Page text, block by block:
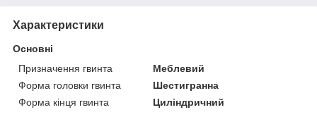
Характеристики
Основні
Призначення гвинта
Меблевий
Форма головки гвинта
Шестигранна
Форма кінця гвинта
Циліндричний